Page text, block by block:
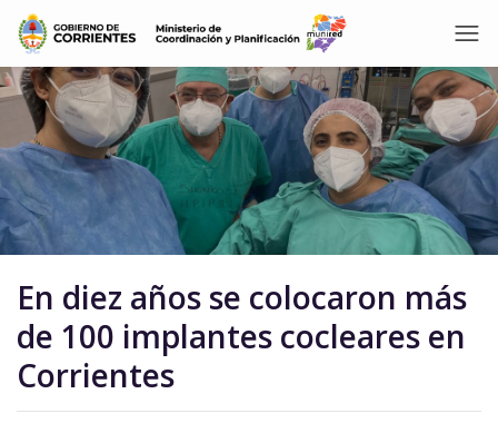
En diez años se colocaron más
de 100 implantes cocleares en
Corrientes